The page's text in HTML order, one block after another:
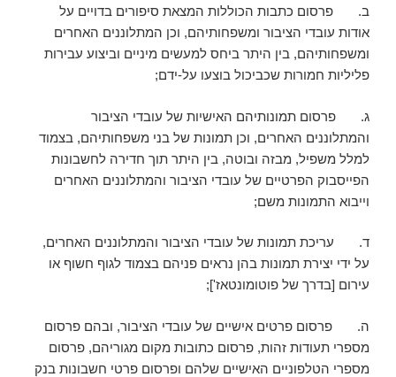
ב. פרסום כתבות הכוללות המצאת סיפורים בדויים על
אודות עובדי הציבור ומשפחותיהם, וכן המתלוננים האחרים
ומשפחותיהם, בין היתר ביחס למעשים מיניים וביצוע עבירות
פליליות חמורות שכביכול בוצעו על-ידם;
ג. פרסום תמונותיהם האישיות של עובדי הציבור
והמתלוננים האחרים, וכן תמונות של בני משפחותיהם, בצמוד
למלל משפיל, מבזה ובוטה, בין היתר תוך חדירה לחשבונות
הפייסבוק הפרטיים של עובדי הציבור והמתלוננים האחרים
וייבוא התמונות משם;
ד. עריכת תמונות של עובדי הציבור והמתלוננים האחרים,
על ידי יצירת תמונות בהן נראים פניהם בצמוד לגוף חשוף או
עירום [בדרך של פוטומונטאז'];
ה. פרסום פרטים אישיים של עובדי הציבור, ובהם פרסום
מספרי תעודות זהות, פרסום כתובות מקום מגוריהם, פרסום
מספרי הטלפוניים האישיים שלהם ופרסום פרטי חשבונות בנק